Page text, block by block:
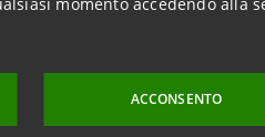
ACCONSENTO